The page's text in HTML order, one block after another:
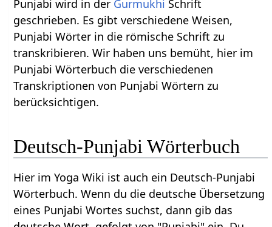
Punjabi wird in der Gurmukhi Schrift
geschrieben. Es gibt verschiedene Weisen,
Punjabi Wörter in die römische Schrift zu
transkribieren. Wir haben uns bemüht, hier im
Punjabi Wörterbuch die verschiedenen
Transkriptionen von Punjabi Wörtern zu
berücksichtigen.
Deutsch-Punjabi Wörterbuch
Hier im Yoga Wiki ist auch ein Deutsch-Punjabi
Wörterbuch. Wenn du die deutsche Übersetzung
eines Punjabi Wortes suchst, dann gib das